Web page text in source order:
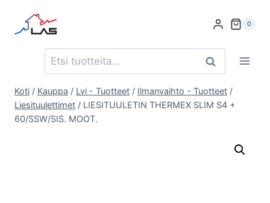
sisältöön
0
Etsi: Haku
Koti / Kauppa / Lvi - Tuotteet / Ilmanvaihto - Tuotteet /
Liesituulettimet / LIESITUULETIN THERMEX SLIM S4 +
60/SSW/SIS. MOOT.